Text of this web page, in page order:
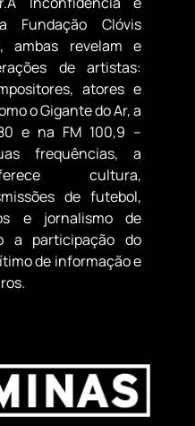
Fundação Clóvis
ambas revelam e
de artistas:
atores e
o Gigante do Ar, a
e na FM 100,9 –
frequências, a
cultura,
de futebol,
e jornalismo de
a participação do
de informação e